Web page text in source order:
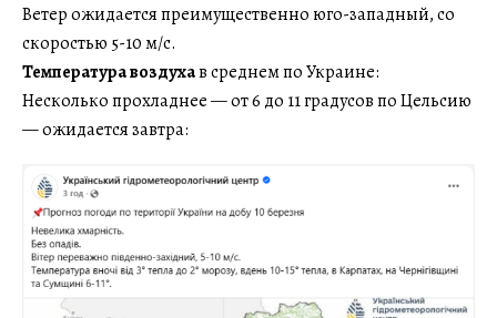
Ветер ожидается преимущественно юго-западный, со
скоростью 5-10 м/с.
Температура воздухав среднем по Украине:
Несколько прохладнее — от 6 до 11 градусов по Цельсию
— ожидается завтра: